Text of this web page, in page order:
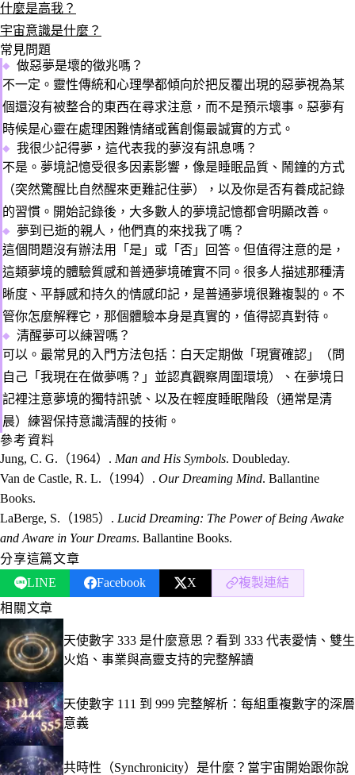
什麼是高我？
宇宙意識是什麼？
常見問題
做惡夢是壞的徵兆嗎？
不一定。靈性傳統和心理學都傾向於把反覆出現的惡夢視為某
個還沒有被整合的東西在尋求注意，而不是預示壞事。惡夢有
時候是心靈在處理困難情緒或舊創傷最誠實的方式。
我很少記得夢，這代表我的夢沒有訊息嗎？
不是。夢境記憶受很多因素影響，像是睡眠品質、鬧鐘的方式
（突然驚醒比自然醒來更難記住夢），以及你是否有養成記錄
的習慣。開始記錄後，大多數人的夢境記憶都會明顯改善。
夢到已逝的親人，他們真的來找我了嗎？
這個問題沒有辦法用「是」或「否」回答。但值得注意的是，
這類夢境的體驗質感和普通夢境確實不同。很多人描述那種清
晰度、平靜感和持久的情感印記，是普通夢境很難複製的。不
管你怎麼解釋它，那個體驗本身是真實的，值得認真對待。
清醒夢可以練習嗎？
可以。最常見的入門方法包括：白天定期做「現實確認」（問
自己「我現在在做夢嗎？」並認真觀察周圍環境）、在夢境日
記裡注意夢境的獨特訊號、以及在輕度睡眠階段（通常是清
晨）練習保持意識清醒的技術。
參考資料
Jung, C. G.（1964）. Man and His Symbols. Doubleday.
Van de Castle, R. L.（1994）. Our Dreaming Mind. Ballantine
Books.
LaBerge, S.（1985）. Lucid Dreaming: The Power of Being Awake
and Aware in Your Dreams. Ballantine Books.
分享這篇文章
LINE
Facebook X
複製連結
相關文章
天使數字 333 是什麼意思？看到 333 代表愛情、雙生
火焰、事業與高靈支持的完整解讀
天使數字 111 到 999 完整解析：每組重複數字的深層
意義
共時性（Synchronicity）是什麼？當宇宙開始跟你說